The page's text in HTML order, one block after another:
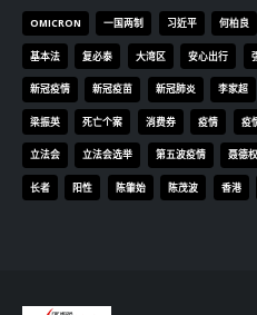
OMICRON 一国两制 习近平 何柏良
基本法 复必泰 大湾区 安心出行
新冠疫情 新冠疫苗 新冠肺炎 李家超
梁振英 死亡个案 消费券 疫情 疫
立法会 立法会选举 第五波疫情 聂德权
长者 阳性 陈肇始 陈茂波 香港